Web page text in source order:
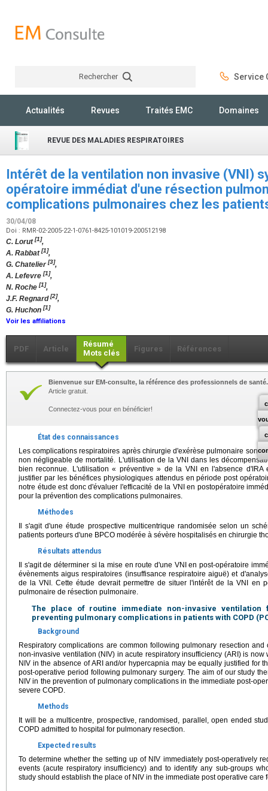
Rechercher Service
Actualités Revues Traités EMC Domaines
REVUE DES MALADIES RESPIRATOIRES
Intérêt de la ventilation non invasive (VNI)
opératoire immédiat d'une résection
complications pulmonaires chez les
30/04/08
Doi : RMR-02-2005-22-1-0761-8425-101019-200512198
C. Lorut[1],
A. Rabbat[1],
G. Chatelier[3],
A. Lefevre [1],
N. Roche [1],
J.F. Regnard[2],
G. Huchon [1]
Voir les affiliations
PDF Article
Résumé
Mots clés
Figures Références
Bienvenue sur EM-consulte, la référence des professionnels de santé.
Article gratuit.
Connectez-vous pour en bénéficier!
État des connaissances
Les complications respiratoires après chirurgie d'exérèse pulmonaire sont
non négligeable de mortalité. L'utilisation de la VNI dans les
bien reconnue. L'utilisation « préventive » de la VNI en l'absence d'IRA
justifier par les bénéfices physiologiques attendus en période post
notre étude est donc d'évaluer l'efficacité de la VNI en postopératoire
pour la prévention des complications pulmonaires.
Méthodes
Il s'agit d'une étude prospective multicentrique randomisée selon un
patients porteurs d'une BPCO modérée à sévère hospitalisés en chirurgie
Résultats attendus
Il s'agit de déterminer si la mise en route d'une VNI en post-opératoire
évènements aigus respiratoires (insuffisance respiratoire aiguë) et
de la VNI. Cette étude devrait permettre de situer l'intérêt de la VNI en
pulmonaire de résection pulmonaire.
The place of routine immediate non-invasive ventilation
preventing pulmonary complications in patients with COPD
Background
Respiratory complications are common following pulmonary resection
non-invasive ventilation (NIV) in acute respiratory insufficiency (ARI) is
NIV in the absence of ARI and/or hypercapnia may be equally justified for
post-operative period following pulmonary surgery. The aim of our study
NIV in the prevention of pulmonary complications in the immediate post-
severe COPD.
Methods
It will be a multicentre, prospective, randomised, parallel, open ended
COPD admitted to hospital for pulmonary resection.
Expected results
To determine whether the setting up of NIV immediately post-operatively
events (acute respiratory insufficiency) and to identify any sub-groups
study should establish the place of NIV in the immediate post operative